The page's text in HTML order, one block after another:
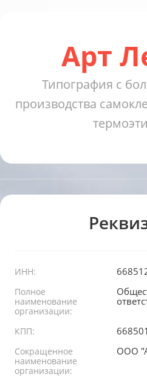
Арт
Типография с
производства
ИНН:
Полное
наименование
организации:
КПП:
Сокращенное
наименование
организации:
ООО